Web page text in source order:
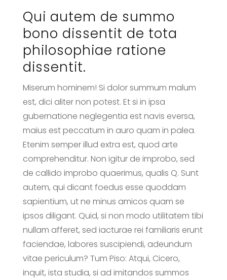
Qui autem de summo
bono dissentit de tota
philosophiae ratione
dissentit.
Miserum hominem! Si dolor summum malum
est, dici aliter non potest. Et si in ipsa
gubernatione neglegentia est navis eversa,
maius est peccatum in auro quam in palea.
Etenim semper illud extra est, quod arte
comprehenditur. Non igitur de improbo, sed
de callido improbo quaerimus, qualis Q. Sunt
autem, qui dicant foedus esse quoddam
sapientium, ut ne minus amicos quam se
ipsos diligant. Quid, si non modo utilitatem tibi
nullam afferet, sed iacturae rei familiaris erunt
faciendae, labores suscipiendi, adeundum
vitae periculum? Tum Piso: Atqui, Cicero,
inquit, ista studia, si ad imitandos summos